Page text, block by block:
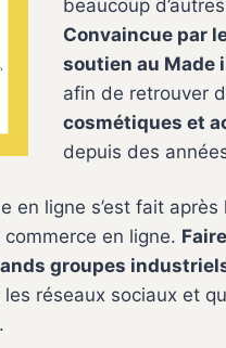
beaucoup
Convaincue par
soutien au Made
afin de retrouver
cosmétiques et
depuis des
en ligne s’est fait
en ligne.
groupes
réseaux sociaux et